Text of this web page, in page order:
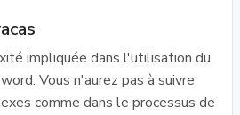
impliquée dans l'utilisation du
Vous n'aurez pas à suivre
comme dans le processus de